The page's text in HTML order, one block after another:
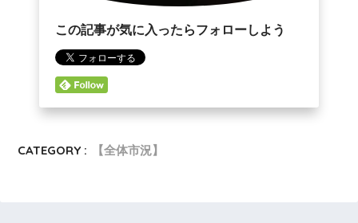
この記事が気に入ったらフォローしよう
CATEGORY : 【全体市況】